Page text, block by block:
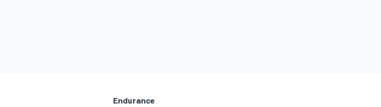
Endurance